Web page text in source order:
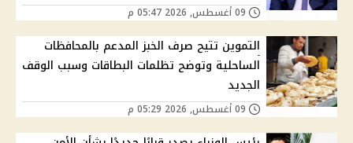
التموين تتيح صرف الخبز المدعم بالمحافظات
الساحلية وتوضح تظلمات البطاقات وسبب الوقف
الجديد